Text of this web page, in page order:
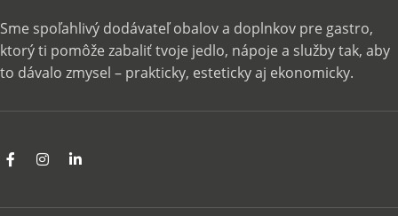
Sme spoľahlivý dodávateľ obalov a doplnkov pre gastro,
ktorý ti pomôže zabaliť tvoje jedlo, nápoje a služby tak, aby
to dávalo zmysel – prakticky, esteticky aj ekonomicky.